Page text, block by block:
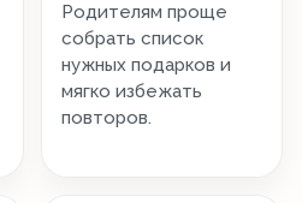
Родителям проще
собрать список
нужных подарков и
мягко избежать
повторов.